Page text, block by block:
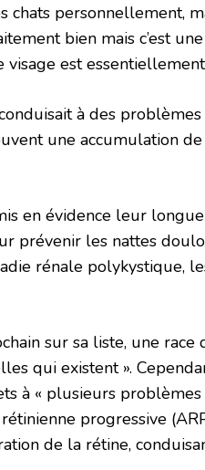
chats personnellement,
bien mais c’est
est essentiellement
à des
une accumulation
en évidence leur
prévenir les nattes
rénale polykystique,
sur sa liste, une race
qui existent ».
à « plusieurs
rétinienne progressive
de la rétine,